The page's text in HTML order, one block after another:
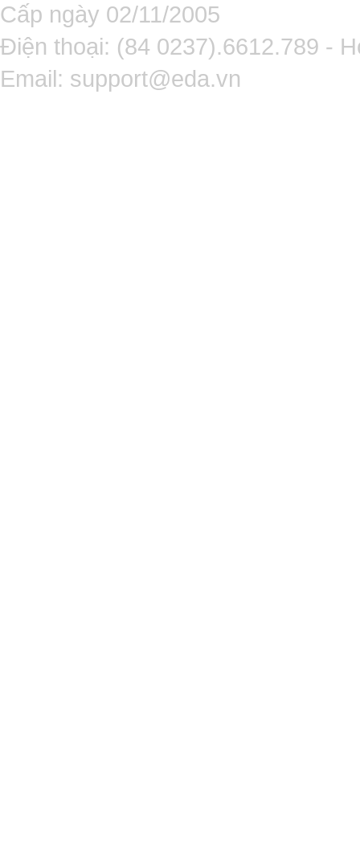
Cấp ngày 02/11/2005
Điện thoại: (84 0237).6612.789 -
Email: support@eda.vn